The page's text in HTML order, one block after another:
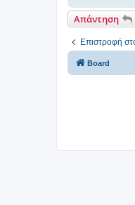
Απάντηση
Επιστροφή
Board